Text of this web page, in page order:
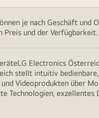
je nach Geschäft und
Preis und der Verfügbarkeit.
Electronics
stellt intuitiv
Videoprodukten über
Technologien, exzellentes